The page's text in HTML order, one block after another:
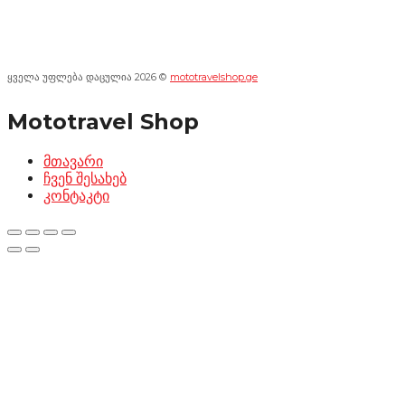
ყველა უფლება დაცულია 2026 © mototravelshop.ge
Mototravel Shop
მთავარი
ჩვენ შესახებ
კონტაკტი